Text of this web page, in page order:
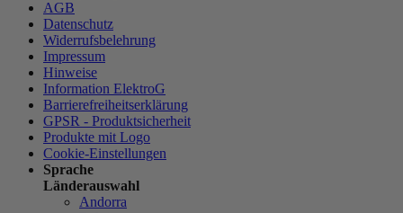
AGB
Datenschutz
Widerrufsbelehrung
Impressum
Hinweise
Information ElektroG
Barrierefreiheitserklärung
GPSR - Produktsicherheit
Produkte mit Logo
Cookie-Einstellungen
Sprache
Länderauswahl
Andorra